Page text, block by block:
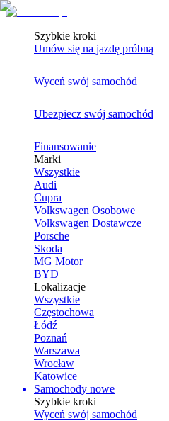
Szybkie kroki
Umów się na jazdę próbną
Wyceń swój samochód
Ubezpiecz swój samochód
Finansowanie
Marki
Wszystkie
Audi
Cupra
Volkswagen Osobowe
Volkswagen Dostawcze
Porsche
Skoda
MG Motor
BYD
Lokalizacje
Wszystkie
Częstochowa
Łódź
Poznań
Warszawa
Wrocław
Katowice
Samochody nowe
Szybkie kroki
Wyceń swój samochód